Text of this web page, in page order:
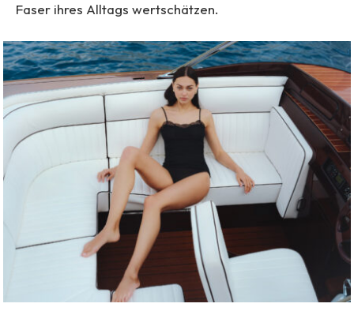
Faser ihres Alltags wertschätzen.